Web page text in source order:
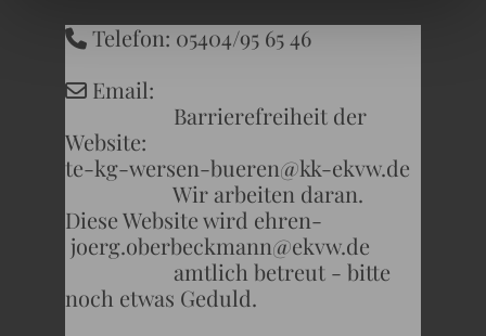
 Telefon: 05404/95 65 46
 Email:
Barrierefreiheit der
Website:
te-kg-wersen-bueren@kk-ekvw.de
Wir arbeiten daran.
Diese Website wird ehren-
joerg.oberbeckmann@ekvw.de
amtlich betreut - bitte
noch etwas Geduld.